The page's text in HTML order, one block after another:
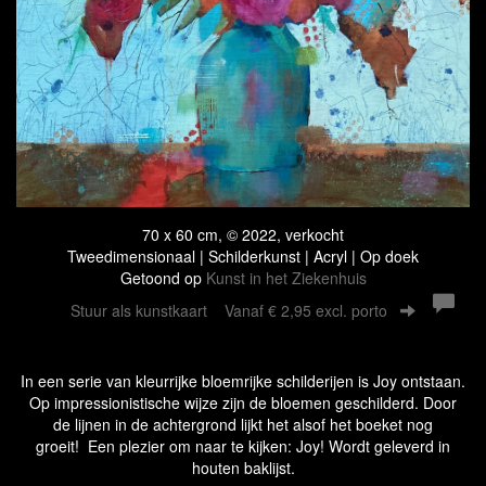
70 x 60 cm, © 2022, verkocht
Tweedimensionaal | Schilderkunst | Acryl | Op doek
Getoond op Kunst in het Ziekenhuis
Stuur als kunstkaart Vanaf € 2,95 excl. porto
In een serie van kleurrijke bloemrijke schilderijen is Joy ontstaan.
Op impressionistische wijze zijn de bloemen geschilderd. Door
de lijnen in de achtergrond lijkt het alsof het boeket nog
groeit! Een plezier om naar te kijken: Joy! Wordt geleverd in
houten baklijst.